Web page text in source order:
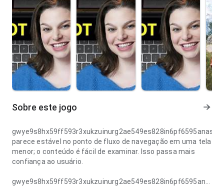
Sobre este jogo
parece estável no ponto de fluxo de navegação em uma tela
menor; o conteúdo é fácil de examinar. Isso passa mais
confiança ao usuário.